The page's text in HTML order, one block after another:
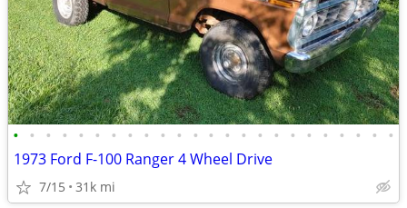
• • • • • • • • • • • • • • • • • • • • • • • •
1973 Ford F-100 Ranger 4 Wheel Drive
7/15 31k mi